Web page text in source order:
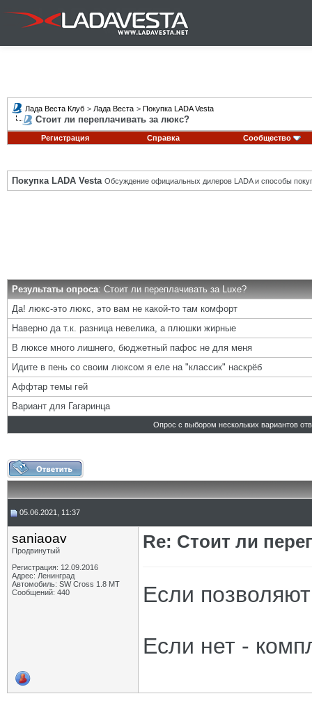
Лада Веста Клуб > Лада Веста > Покупка LADA Vesta
Стоит ли переплачивать за люкс?
Регистрация Справка Сообщество
Покупка LADA Vesta Обсуждение официальных дилеров LADA и способы
Результаты опроса: Стоит ли переплачивать за Luxe?
Да! люкс-это люкс, это вам не какой-то там комфорт
Наверно да т.к. разница невелика, а плюшки жирные
В люксе много лишнего, бюджетный пафос не для меня
Идите в пень со своим люксом я еле на "классик" наскрёб
Аффтар темы гей
Вариант для Гагаринца
Опрос с выбором нескольких вариантов
05.06.2021, 11:37
saniaoav
Продвинутый
Регистрация: 12.09.2016
Адрес: Ленинград
Автомобиль: SW Cross 1.8 MT
Сообщений: 440
Re: Стоит ли
Если
Если нет -